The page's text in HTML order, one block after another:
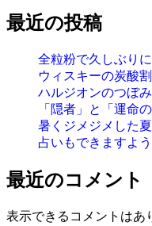
最近の投稿
全粒粉で久しぶり
ウィスキーの炭酸
ハルジオンのつぼ
「隠者」と「運命
暑くジメジメした
占いもできますよう
最近のコメント
表示できるコメントはあ